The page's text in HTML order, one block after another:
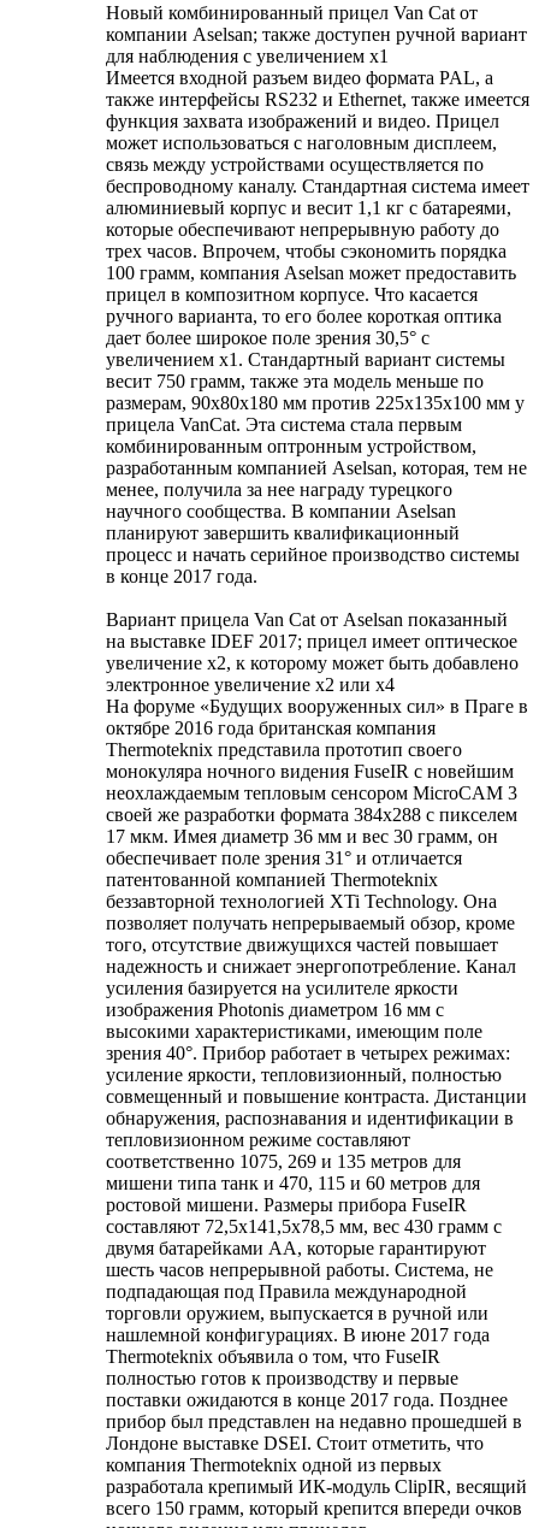
Новый комбинированный прицел Van Cat от
компании Aselsan; также доступен ручной вариант
для наблюдения с увеличением х1
Имеется входной разъем видео формата PAL, а
также интерфейсы RS232 и Ethernet, также имеется
функция захвата изображений и видео. Прицел
может использоваться с наголовным дисплеем,
связь между устройствами осуществляется по
беспроводному каналу. Стандартная система имеет
алюминиевый корпус и весит 1,1 кг с батареями,
которые обеспечивают непрерывную работу до
трех часов. Впрочем, чтобы сэкономить порядка
100 грамм, компания Aselsan может предоставить
прицел в композитном корпусе. Что касается
ручного варианта, то его более короткая оптика
дает более широкое поле зрения 30,5° с
увеличением х1. Стандартный вариант системы
весит 750 грамм, также эта модель меньше по
размерам, 90x80x180 мм против 225x135x100 мм у
прицела VanCat. Эта система стала первым
комбинированным оптронным устройством,
разработанным компанией Aselsan, которая, тем не
менее, получила за нее награду турецкого
научного сообщества. В компании Aselsan
планируют завершить квалификационный
процесс и начать серийное производство системы
в конце 2017 года.
Вариант прицела Van Cat от Aselsan показанный
на выставке IDEF 2017; прицел имеет оптическое
увеличение х2, к которому может быть добавлено
электронное увеличение х2 или х4
На форуме «Будущих вооруженных сил» в Праге в
октябре 2016 года британская компания
Thermoteknix представила прототип своего
монокуляра ночного видения FuseIR с новейшим
неохлаждаемым тепловым сенсором MicroCAM 3
своей же разработки формата 384x288 с пикселем
17 мкм. Имея диаметр 36 мм и вес 30 грамм, он
обеспечивает поле зрения 31° и отличается
патентованной компанией Thermoteknix
беззавторной технологией XTi Technology. Она
позволяет получать непрерываемый обзор, кроме
того, отсутствие движущихся частей повышает
надежность и снижает энергопотребление. Канал
усиления базируется на усилителе яркости
изображения Photonis диаметром 16 мм с
высокими характеристиками, имеющим поле
зрения 40°. Прибор работает в четырех режимах:
усиление яркости, тепловизионный, полностью
совмещенный и повышение контраста. Дистанции
обнаружения, распознавания и идентификации в
тепловизионном режиме составляют
соответственно 1075, 269 и 135 метров для
мишени типа танк и 470, 115 и 60 метров для
ростовой мишени. Размеры прибора FuseIR
составляют 72,5x141,5x78,5 мм, вес 430 грамм с
двумя батарейками АА, которые гарантируют
шесть часов непрерывной работы. Система, не
подпадающая под Правила международной
торговли оружием, выпускается в ручной или
нашлемной конфигурациях. В июне 2017 года
Thermoteknix объявила о том, что FuseIR
полностью готов к производству и первые
поставки ожидаются в конце 2017 года. Позднее
прибор был представлен на недавно прошедшей в
Лондоне выставке DSEI. Стоит отметить, что
компания Thermoteknix одной из первых
разработала крепимый ИК-модуль ClipIR, весящий
всего 150 грамм, который крепится впереди очков